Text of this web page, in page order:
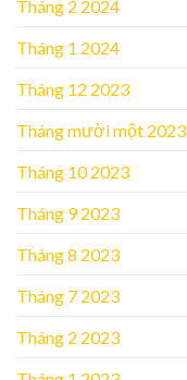
Tháng 2 2024
Tháng 1 2024
Tháng 12 2023
Tháng mười một 2023
Tháng 10 2023
Tháng 9 2023
Tháng 8 2023
Tháng 7 2023
Tháng 2 2023